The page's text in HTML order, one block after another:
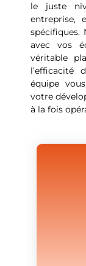
le juste
entreprise,
spécifiques.
avec vos
véritable
l’efficacité
équipe
votre
à la fois